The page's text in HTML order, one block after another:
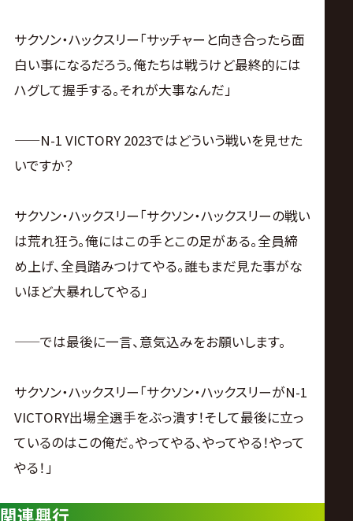
サクソン・ハックスリー「サッチャーと向き合ったら面
白い事になるだろう。俺たちは戦うけど最終的には
ハグして握手する。それが大事なんだ」
——N-1 VICTORY 2023ではどういう戦いを見せた
いですか？
サクソン・ハックスリー「サクソン・ハックスリーの戦い
は荒れ狂う。俺にはこの手とこの足がある。全員締
め上げ、全員踏みつけてやる。誰もまだ見た事がな
いほど大暴れしてやる」
——では最後に一言、意気込みをお願いします。
サクソン・ハックスリー「サクソン・ハックスリーがN-1
VICTORY出場全選手をぶっ潰す！そして最後に立っ
ているのはこの俺だ。やってやる、やってやる！やって
やる！」
関連興行